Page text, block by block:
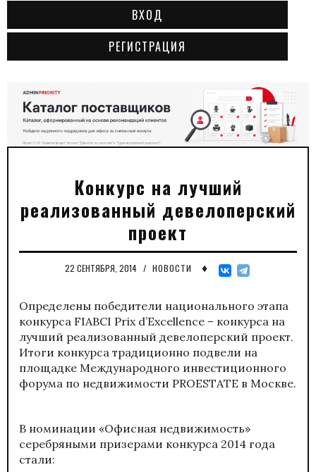
ВХОД
РЕГИСТРАЦИЯ
Конкурс на лучший
реализованный девелоперский
проект
22 СЕНТЯБРЯ, 2014 / НОВОСТИ ♦
Определены победители национального этапа
конкурса FIABCI Prix d’Excellence – конкурса на
лучший реализованный девелоперский проект.
Итоги конкурса традиционно подвели на
площадке Международного инвестиционного
форума по недвижимости PROESTATE в Москве.
В номинации «Офисная недвижимость»
серебряными призерами конкурса 2014 года
стали: